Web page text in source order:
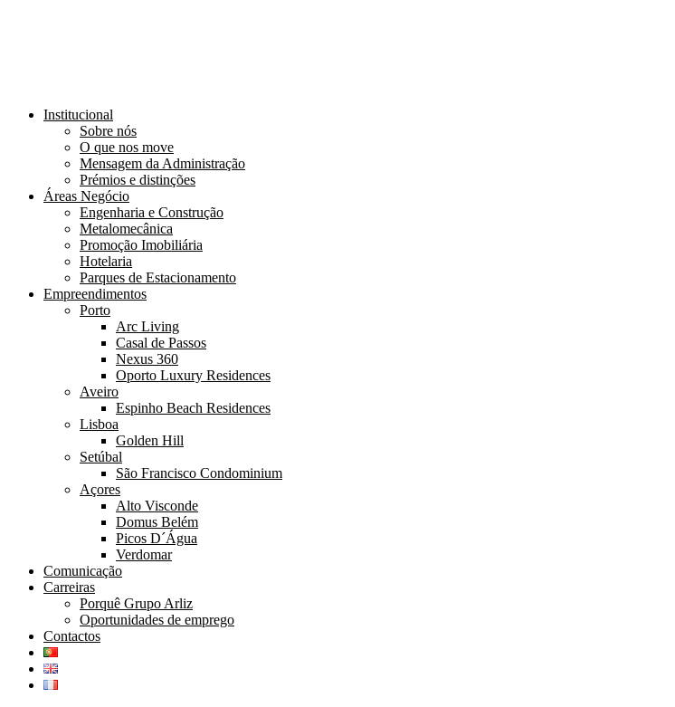
Institucional
Sobre nós
O que nos move
Mensagem da Administração
Prémios e distinções
Áreas Negócio
Engenharia e Construção
Metalomecânica
Promoção Imobiliária
Hotelaria
Parques de Estacionamento
Empreendimentos
Porto
Arc Living
Casal de Passos
Nexus 360
Oporto Luxury Residences
Aveiro
Espinho Beach Residences
Lisboa
Golden Hill
Setúbal
São Francisco Condominium
Açores
Alto Visconde
Domus Belém
Picos D´Água
Verdomar
Comunicação
Carreiras
Porquê Grupo Arliz
Oportunidades de emprego
Contactos